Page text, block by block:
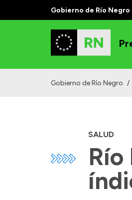
Gobierno de Río Negro
Gobierno de Río Negro /
SALUD